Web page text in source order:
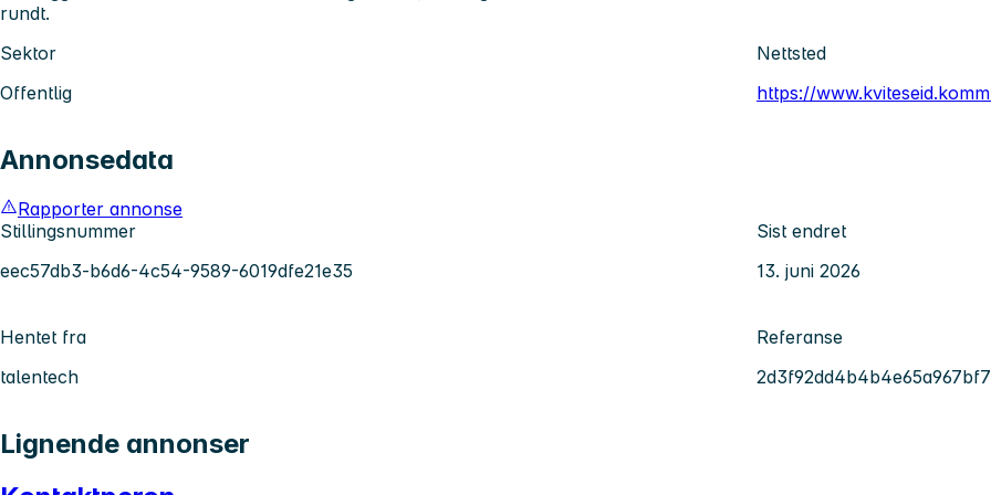
rundt.
Sektor
Offentlig
Nettsted
https://
Annonsedata
Rapporter annonse
Stillingsnummer
eec57db3-b6d6-4c54-9589-6019dfe21e35
Sist endret
13. juni 2026
Hentet fra
talentech
Referanse
Lignende annonser